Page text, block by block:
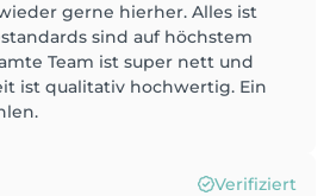
gerne hierher. Alles ist
sind auf höchstem
Team ist super nett und
ist qualitativ hochwertig. Ein
Verifiziert